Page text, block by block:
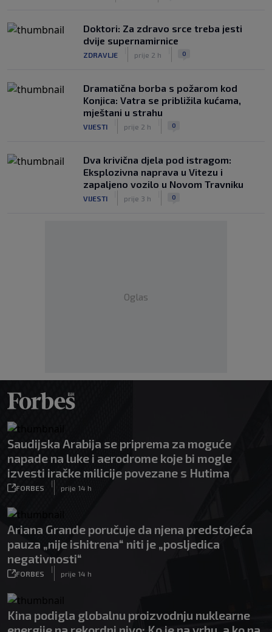
Doktori: Za zdravo srce treba jesti
dvije supernamirnice
ZDRAVLJE prije 2 h 0
Dramatična borba s požarom kod
Konjica: Vatra se približila kućama,
mještani u strahu
VIJESTI prije 2 h 0
Dva krivična djela pod istragom:
Eksplozivna naprava u Vitezu i
zapaljeno vozilo u Novom Travniku
VIJESTI prije 3 h 0
Oglas
Saudijska Arabija se priprema za moguće
napade na luke i aerodrome koje bi mogle
izvesti iračke milicije povezane s Hutima
FORBES
|
prije 14 h
Ariana Grande poručuje da njena predstojeća
pauza „nije ishitrena“ niti je „posljedica
negativnosti“
FORBES
|
prije 14 h
Kina podigla globalnu proizvodnju nuklearne